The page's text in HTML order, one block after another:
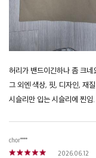
허리가 밴드이긴하나 좀 크네
그 외엔 색상, 핏, 디자인, 재질 모
시슬리만 입는 시슬리에 찐임.
chor****
2026.06.12